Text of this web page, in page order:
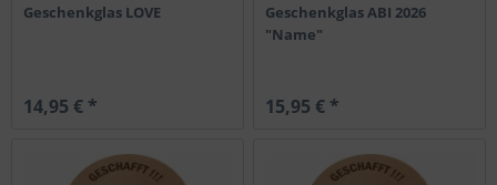
Geschenkglas LOVE
14,95 € *
Geschenkglas ABI 2026
"Name"
15,95 € *